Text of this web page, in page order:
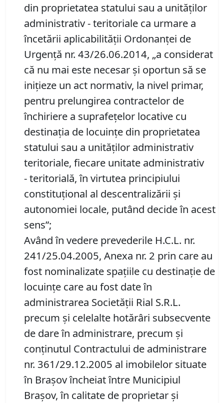
din proprietatea statului sau a unităților
administrativ - teritoriale ca urmare a
încetării aplicabilității Ordonanței de
Urgență nr. 43/26.06.2014, „a considerat
că nu mai este necesar și oportun să se
inițieze un act normativ, la nivel primar,
pentru prelungirea contractelor de
închiriere a suprafețelor locative cu
destinația de locuințe din proprietatea
statului sau a unităților administrativ
teritoriale, fiecare unitate administrativ
- teritorială, în virtutea principiului
constituțional al descentralizării și
autonomiei locale, putând decide în acest
sens”;
Având în vedere prevederile H.C.L. nr.
241/25.04.2005, Anexa nr. 2 prin care au
fost nominalizate spațiile cu destinație de
locuințe care au fost date în
administrarea Societății Rial S.R.L.
precum și celelalte hotărâri subsecvente
de dare în administrare, precum și
conținutul Contractului de administrare
nr. 361/29.12.2005 al imobilelor situate
în Brașov încheiat între Municipiul
Brașov, în calitate de proprietar și